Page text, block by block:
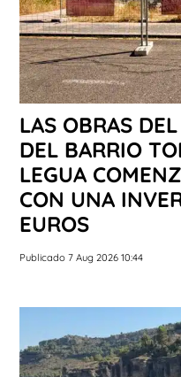
LAS OBRAS
DEL BARRIO
LEGUA
CON UNA
EUROS
Publicado 7 Aug 2026 10:44